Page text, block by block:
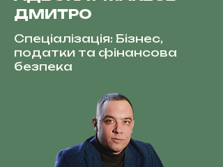
ДМИТРО
Спеціалізація: Бізнес,
податки та фінансова
безпека